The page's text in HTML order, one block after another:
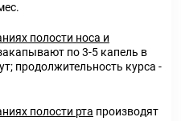
полости носа и
по 3-5 капель в
продолжительность курса -
полости рта производят